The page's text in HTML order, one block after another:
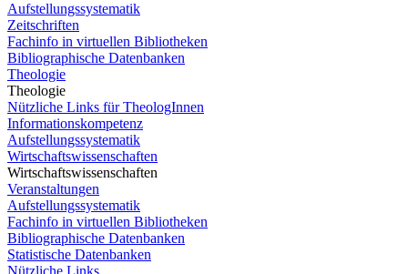
Aufstellungssystematik
Zeitschriften
Fachinfo in virtuellen Bibliotheken
Bibliographische Datenbanken
Theologie
Theologie
Nützliche Links für TheologInnen
Informationskompetenz
Aufstellungssystematik
Wirtschaftswissenschaften
Wirtschaftswissenschaften
Veranstaltungen
Aufstellungssystematik
Fachinfo in virtuellen Bibliotheken
Bibliographische Datenbanken
Statistische Datenbanken
Nützliche Links